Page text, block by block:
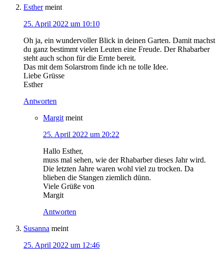
Esther meint
25. April 2022 um 10:10
Oh ja, ein wundervoller Blick in deinen Garten. Damit machst
du ganz bestimmt vielen Leuten eine Freude. Der Rhabarber
steht auch schon für die Ernte bereit.
Das mit dem Solarstrom finde ich ne tolle Idee.
Liebe Grüsse
Esther
Antworten
Margit meint
25. April 2022 um 20:22
Hallo Esther,
muss mal sehen, wie der Rhabarber dieses Jahr wird.
Die letzten Jahre waren wohl viel zu trocken. Da
blieben die Stangen ziemlich dünn.
Viele Grüße von
Margit
Antworten
Susanna meint
25. April 2022 um 12:46